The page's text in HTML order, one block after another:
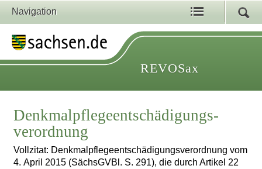
Navigation
REVOSax
Denkmalpflegeentschädigungs­
verordnung
Vollzitat: Denkmalpflegeentschädigungs­verordnung vom
4. April 2015 (SächsGVBl. S. 291), die durch Artikel 22